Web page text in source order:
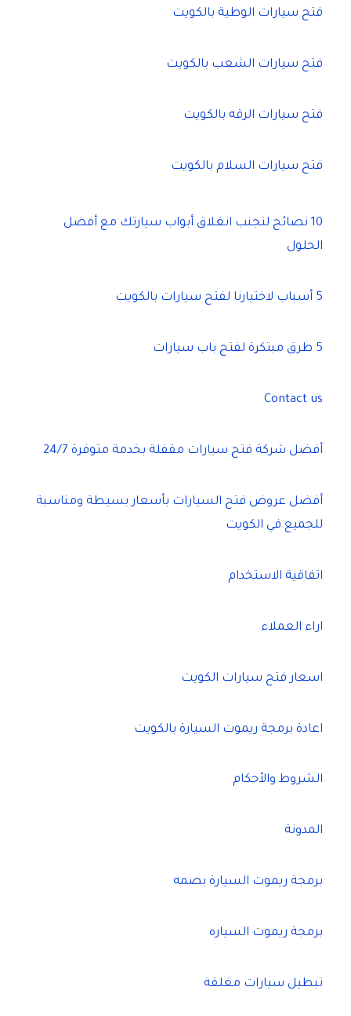
فتح سيارات الوطية بالكويت
فتح سيارات الشعب بالكويت
فتح سيارات الرقه بالكويت
فتح سيارات السلام بالكويت
10 نصائح لتجنب انغلاق أبواب سيارتك مع أفضل
الحلول
5 أسباب لاختيارنا لفتح سيارات بالكويت
5 طرق مبتكرة لفتح باب سيارات
Contact us
أفضل شركة فتح سيارات مقفلة بخدمة متوفرة 24/7
أفضل عروض فتح السيارات بأسعار بسيطة ومناسبة
للجميع في الكويت
اتفاقية الاستخدام
اراء العملاء
اسعار فتح سيارات الكويت
اعادة برمجة ريموت السيارة بالكويت
الشروط والأحكام
المدونة
برمجة ريموت السيارة بصمه
برمجة ريموت السياره
تبطيل سيارات مغلقة